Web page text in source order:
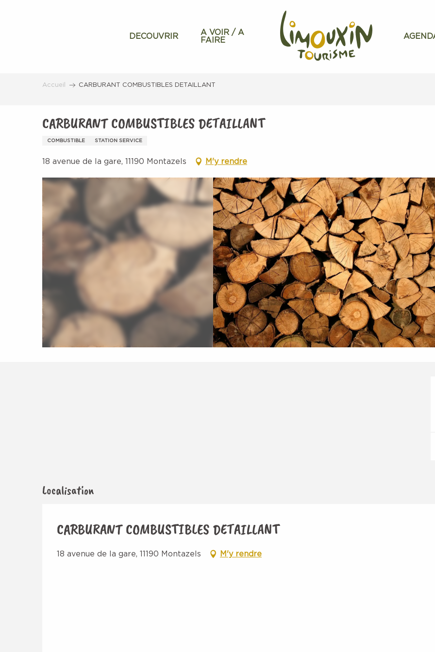
DECOUVRIR
A VOIR / A
FAIRE
Accueil CARBURANT COMBUSTIBLES DETAILLANT
CARBURANT COMBUSTIBLES DETAILLANT
COMBUSTIBLE STATION SERVICE
18 avenue de la gare, 11190 Montazels M'y rendre
Localisation
CARBURANT COMBUSTIBLES DETAILLANT
18 avenue de la gare, 11190 Montazels M'y rendre